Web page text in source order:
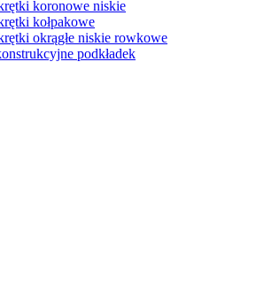
koronowe niskie
kołpakowe
okrągłe niskie rowkowe
podkładek